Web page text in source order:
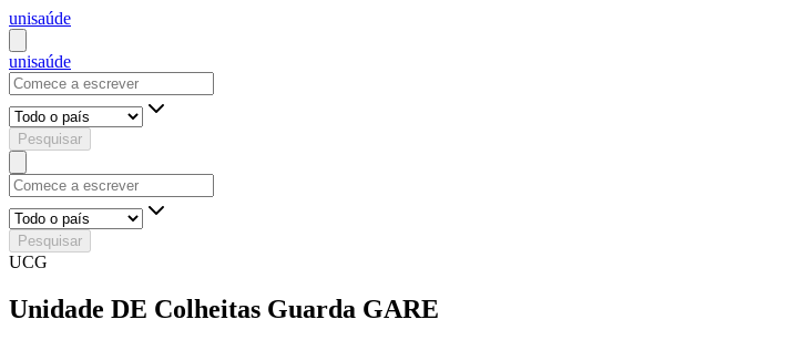
unisaúde
unisaúde
Pesquisar
Pesquisar
UCG
Unidade DE Colheitas Guarda GARE